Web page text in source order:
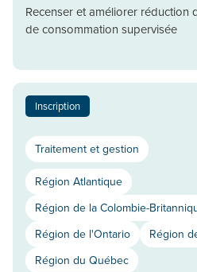
Recenser et améliorer réduction
de consommation supervisée
Inscription
Traitement et gestion
Région Atlantique
Région de la Colombie-
Région de l'Ontario
Région
Région du Québec